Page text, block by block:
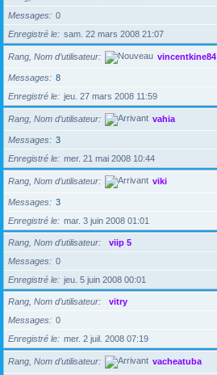
Messages
0
Enregistré le
sam. 22 mars 2008 21:07
Rang, Nom d’utilisateur vincentkine84
Messages
8
Enregistré le
jeu. 27 mars 2008 11:59
Rang, Nom d’utilisateur vahia
Messages
3
Enregistré le
mer. 21 mai 2008 10:44
Rang, Nom d’utilisateur viki
Messages
3
Enregistré le
mar. 3 juin 2008 01:01
Rang, Nom d’utilisateur
viip 5
Messages
0
Enregistré le
jeu. 5 juin 2008 00:01
Rang, Nom d’utilisateur
vitry
Messages
0
Enregistré le
mer. 2 juil. 2008 07:19
Rang, Nom d’utilisateur vacheatuba